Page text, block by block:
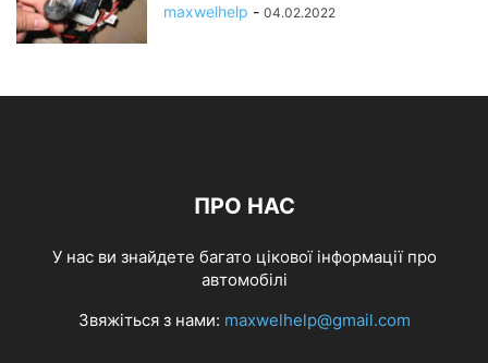
maxwelhelp - 04.02.2022
ПРО НАС
У нас ви знайдете багато цікової інформації про
автомобілі
Звяжіться з нами: maxwelhelp@gmail.com